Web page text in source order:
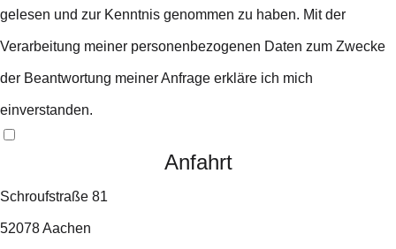
gelesen und zur Kenntnis genommen zu haben. Mit der
Verarbeitung meiner personenbezogenen Daten zum Zwecke
der Beantwortung meiner Anfrage erkläre ich mich
einverstanden.
Anfahrt
Schroufstraße 81
52078 Aachen